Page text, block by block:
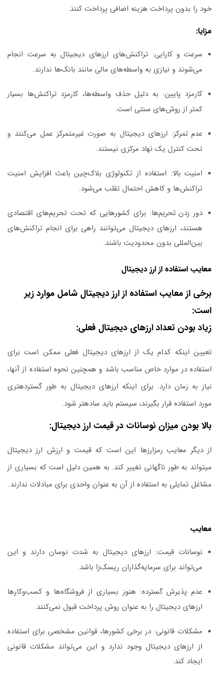
خود را بدون پرداخت هزینه اضافی پرداخت کنند.
مزایا:
سرعت و کارایی: تراکنش‌های ارزهای دیجیتال به سرعت انجام
می‌شوند و نیازی به واسطه‌های مالی مانند بانک‌ها ندارند.
کارمزد پایین: به دلیل حذف واسطه‌ها، کارمزد تراکنش‌ها بسیار
کمتر از روش‌های سنتی است.
عدم تمرکز: ارزهای دیجیتال به صورت غیرمتمرکز عمل می‌کنند و
تحت کنترل یک نهاد مرکزی نیستند.
امنیت بالا: استفاده از تکنولوژی بلاک‌چین باعث افزایش امنیت
تراکنش‌ها و کاهش احتمال تقلب می‌شود.
دور زدن تحریم‌ها: برای کشورهایی که تحت تحریم‌های اقتصادی
هستند، ارزهای دیجیتال می‌توانند راهی برای انجام تراکنش‌های
بین‌المللی بدون محدودیت باشند.
معایب استفاده از ارز دیجیتال
برخی از معایب استفاده از ارز دیجیتال شامل موارد زیر
است:
زیاد بودن تعداد ارزهای دیجیتال فعلی:
تعیین اینکه کدام یک از ارزهای دیجیتال فعلی ممکن است برای
استفاده در موارد خاص مناسب باشد و همچنین نحوه استفاده از آنها،
نیاز به زمان دارد. برای اینکه ارزهای دیجیتال به طور گستردهتری
مورد استفاده قرار بگیرند، سیستم باید سادهتر شود.
بالا بودن میزان نوسانات در قیمت ارز دیجیتال:
از دیگر معایب رمزارزها این است که قیمت و ارزش ارز دیجیتال
میتواند به طور ناگهانی تغییر کند. به همین دلیل است که بسیاری از
مشاغل تمایلی به استفاده از آن به عنوان واحدی برای مبادلات ندارند.
معایب
نوسانات قیمت: ارزهای دیجیتال به شدت نوسان دارند و این
می‌تواند برای سرمایه‌گذاران ریسک‌زا باشد.
عدم پذیرش گسترده: هنوز بسیاری از فروشگاه‌ها و کسب‌وکارها
ارزهای دیجیتال را به عنوان روش پرداخت قبول نمی‌کنند.
مشکلات قانونی: در برخی کشورها، قوانین مشخصی برای استفاده
از ارزهای دیجیتال وجود ندارد و این می‌تواند مشکلات قانونی
ایجاد کند.